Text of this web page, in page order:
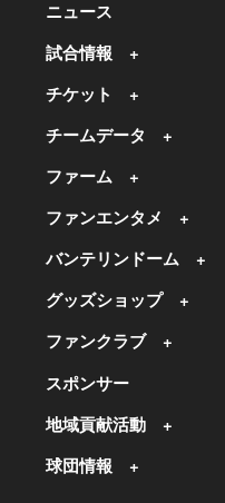
ニュース
試合情報
チケット
チームデータ
ファーム
ファンエンタメ
バンテリンドーム
グッズショップ
ファンクラブ
スポンサー
地域貢献活動
球団情報